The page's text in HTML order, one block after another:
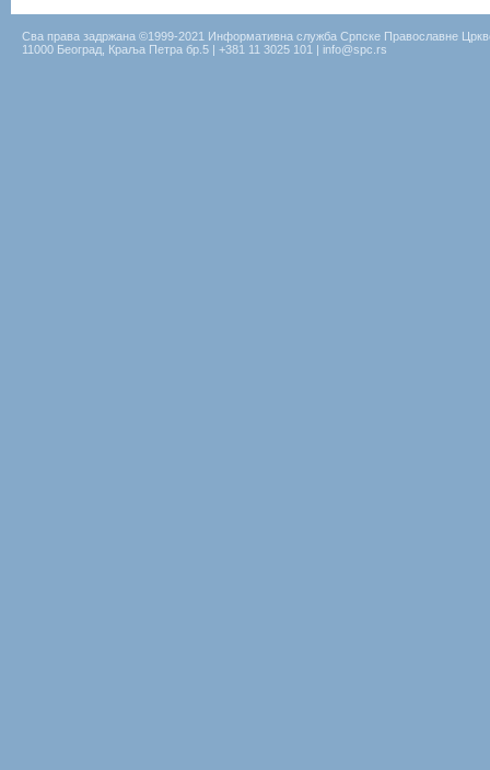
Сва права задржана ©1999-2021 Информативна служба Српске Православне
11000 Београд, Краља Петра бр.5 | +381 11 3025 101 | info@spc.rs